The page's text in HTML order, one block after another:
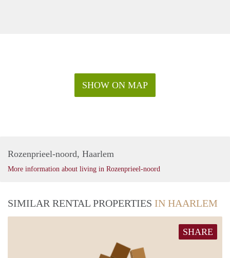
SHOW ON MAP
Rozenprieel-noord, Haarlem
More information about living in Rozenprieel-noord
SIMILAR RENTAL PROPERTIES IN HAARLEM
SHARE